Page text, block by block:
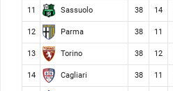
11 Sassuolo 38 14
12 Parma 38 11
13 Torino 38 12
14 Cagliari 38 11